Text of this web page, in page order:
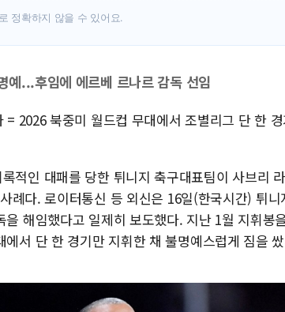
정확하지 않을 수 있어요.
예...후임에 에르베 르나르 감독 선임
2026 북중미 월드컵 무대에서 조별리그 단 한
적인 대패를 당한 튀니지 축구대표팀이 사브리
례다. 로이터통신 등 외신은 16일(한국시간) 튀
을 해임했다고 일제히 보도했다. 지난 1월 지휘봉
에서 단 한 경기만 지휘한 채 불명예스럽게 짐을